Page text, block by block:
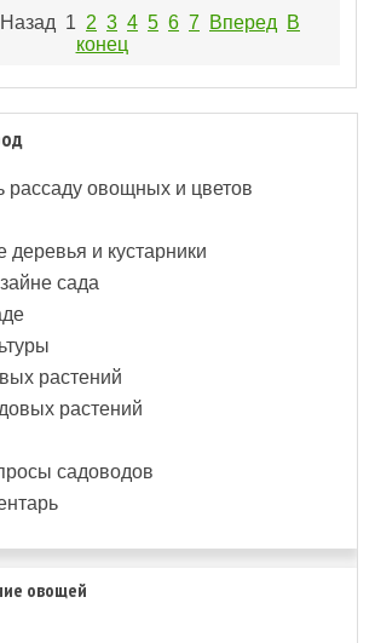
Назад 1 2 3 4 5 6 7 Вперед
В
конец
рассаду овощных и цветов
деревья и кустарники
сада
растений
растений
садоводов
овощей